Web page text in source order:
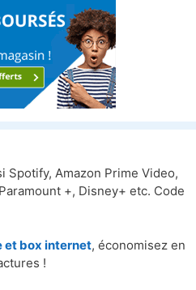
Spotify, Amazon Prime Video,
+, Disney+ etc. Code
et box internet, économisez en
!